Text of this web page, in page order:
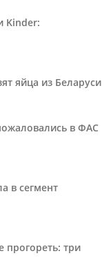
Kinder:
яйца из Беларуси
в ФАС
в сегмент
прогореть: три